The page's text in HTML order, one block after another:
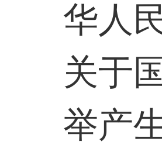
华人
关于
举产